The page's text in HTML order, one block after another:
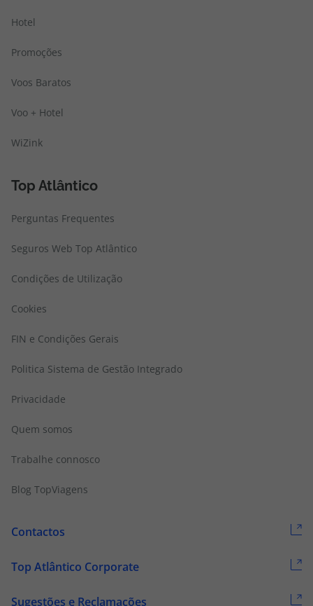
Hotel
Promoções
Voos Baratos
Voo + Hotel
WiZink
Top Atlântico
Perguntas Frequentes
Seguros Web Top Atlântico
Condições de Utilização
Cookies
FIN e Condições Gerais
Politica Sistema de Gestão Integrado
Privacidade
Quem somos
Trabalhe connosco
Blog TopViagens
Contactos
Top Atlântico Corporate
Sugestões e Reclamações